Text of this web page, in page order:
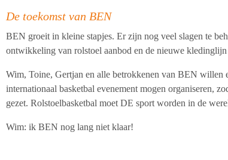
De toekomst van BEN
BEN groeit in kleine stapjes. Er zijn nog veel slagen te
ontwikkeling van rolstoel aanbod en de nieuwe
Wim, Toine, Gertjan en alle betrokkenen van BEN
internationaal basketbal evenement mogen organiseren,
gezet. Rolstoelbasketbal moet DE sport worden in de
Wim: ik BEN nog lang niet klaar!